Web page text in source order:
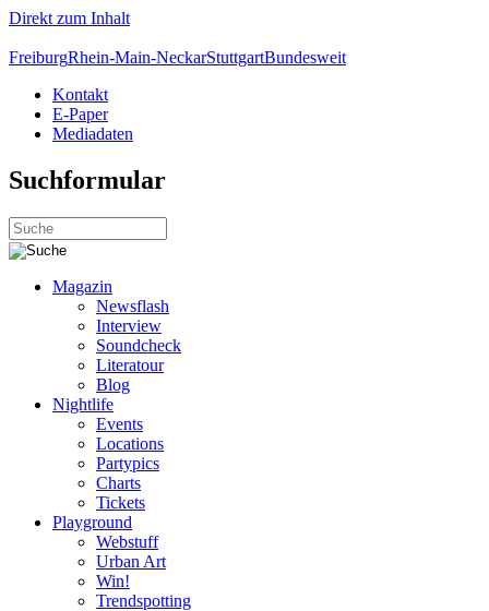
Direkt zum Inhalt
FreiburgRhein-Main-NeckarStuttgartBundesweit
Kontakt
E-Paper
Mediadaten
Suchformular
Magazin
Newsflash
Interview
Soundcheck
Literatour
Blog
Nightlife
Events
Locations
Partypics
Charts
Tickets
Playground
Webstuff
Urban Art
Win!
Trendspotting